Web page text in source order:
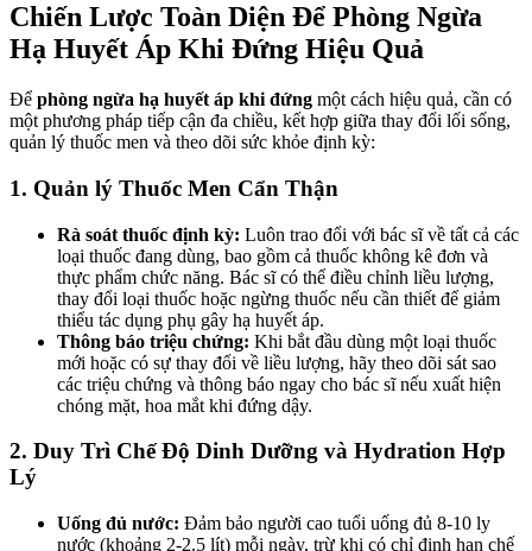
Chiến Lược Toàn Diện Để Phòng Ngừa
Hạ Huyết Áp Khi Đứng Hiệu Quả
Để phòng ngừa hạ huyết áp khi đứng một cách hiệu quả, cần có
một phương pháp tiếp cận đa chiều, kết hợp giữa thay đổi lối sống,
quản lý thuốc men và theo dõi sức khỏe định kỳ:
1. Quản lý Thuốc Men Cẩn Thận
Rà soát thuốc định kỳ: Luôn trao đổi với bác sĩ về tất cả các
loại thuốc đang dùng, bao gồm cả thuốc không kê đơn và
thực phẩm chức năng. Bác sĩ có thể điều chỉnh liều lượng,
thay đổi loại thuốc hoặc ngừng thuốc nếu cần thiết để giảm
thiểu tác dụng phụ gây hạ huyết áp.
Thông báo triệu chứng: Khi bắt đầu dùng một loại thuốc
mới hoặc có sự thay đổi về liều lượng, hãy theo dõi sát sao
các triệu chứng và thông báo ngay cho bác sĩ nếu xuất hiện
chóng mặt, hoa mắt khi đứng dậy.
2. Duy Trì Chế Độ Dinh Dưỡng và Hydration Hợp
Lý
Uống đủ nước: Đảm bảo người cao tuổi uống đủ 8-10 ly
nước (khoảng 2-2.5 lít) mỗi ngày, trừ khi có chỉ định hạn chế